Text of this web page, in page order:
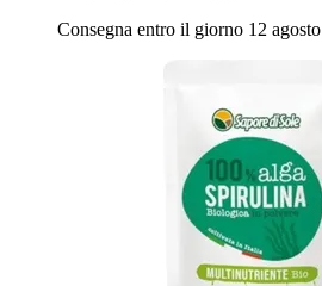
Consegna entro il giorno 12 agosto